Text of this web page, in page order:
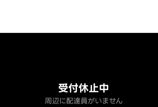
受付休止中
周辺に配達員がいません